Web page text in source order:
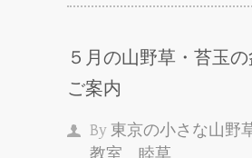
５月の山野草・苔玉
ご案内
By 東京の小さな山野
教室 睦草